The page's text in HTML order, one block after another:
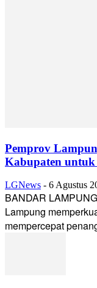
Pemprov
Kabupaten untuk
LGNews - 6 Agustus
BANDAR
Lampung
mempercepat